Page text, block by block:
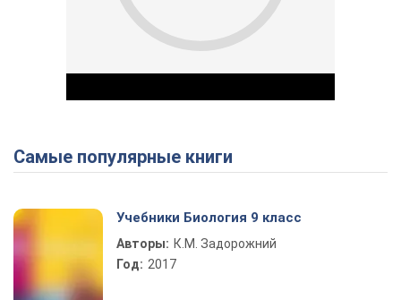
Play Video
Самые популярные книги
Учебники Биология 9 класс
Авторы: К.М. Задорожний
Год: 2017